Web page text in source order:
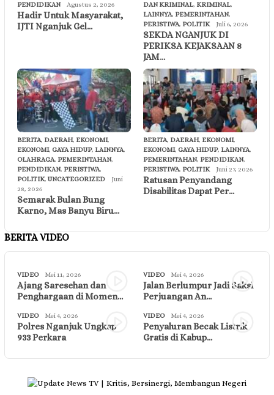
PENDIDIKAN
Agustus 2, 2026
Hadir Untuk Masyarakat,
IJTI Nganjuk Gel…
DAN KRIMINAL, KRIMINAL,
LAINNYA, PEMERINTAHAN,
PERISTIWA, POLITIK Juli 6, 2026
SEKDA NGANJUK DI
PERIKSA KEJAKSAAN 8
JAM…
BERITA, DAERAH, EKONOMI,
EKONOMI, GAYA HIDUP, LAINNYA,
OLAHRAGA, PEMERINTAHAN,
PENDIDIKAN, PERISTIWA,
POLITIK, UNCATEGORIZED
Juni
28, 2026
Semarak Bulan Bung
Karno, Mas Banyu Biru…
BERITA, DAERAH, EKONOMI,
EKONOMI, GAYA HIDUP, LAINNYA,
PEMERINTAHAN, PENDIDIKAN,
PERISTIWA, POLITIK Juni 27, 2026
Ratusan Penyandang
Disabilitas Dapat Per…
BERITA VIDEO
VIDEO Mei 11, 2026
Ajang Saresehan dan
Penghargaan di Momen…
VIDEO Mei 4, 2026
Jalan Berlumpur Jadi Saksi
Perjuangan An…
VIDEO Mei 4, 2026
Polres Nganjuk Ungkap
933 Perkara
VIDEO Mei 4, 2026
Penyaluran Becak Listrik
Gratis di Kabup…